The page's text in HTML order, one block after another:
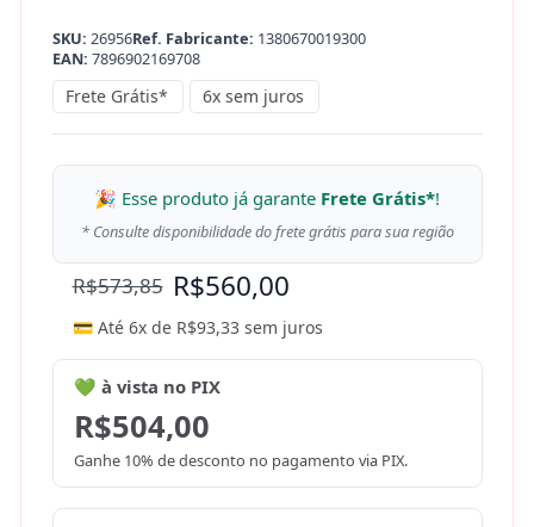
SKU: 26956Ref. Fabricante: 1380670019300
EAN: 7896902169708
Frete Grátis* 6x sem juros
🎉 Esse produto já garante Frete Grátis*!
* Consulte disponibilidade do frete grátis para sua região
R$573,85 R$560,00
💳 Até 6x de R$93,33 sem juros
💚 à vista no PIX
R$504,00
Ganhe 10% de desconto no pagamento via PIX.